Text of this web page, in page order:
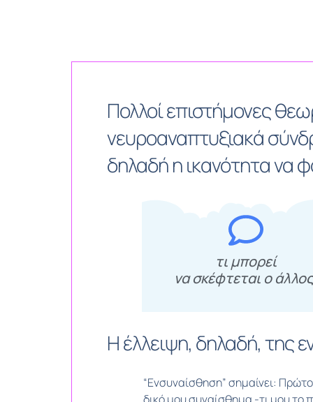
Πολλοί επιστήμονες
νευροαναπτυξιακά
δηλαδή η ικανότητα να
τι μπορεί
να σκέφτεται ο
Η έλλειψη, δηλαδή, της
“Ενσυναίσθηση” σημαίνει: